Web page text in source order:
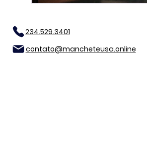
234.529.3401
contato@mancheteusa.online